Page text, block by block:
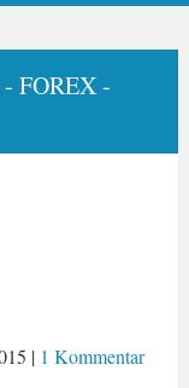
FOREX -
| 1 Kommentar